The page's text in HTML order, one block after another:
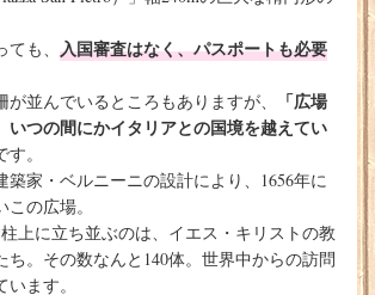
も、 入国審査はなく、パスポートも必要
並んでいるところもありますが、
「広場
いつの間にかイタリアとの国境を越えてい
す。
築家・ベルニーニの設計により、1656年に
の広場。
上に立ち並ぶのは、イエス・キリストの教
ち。その数なんと140体。世界中からの訪問
ます。